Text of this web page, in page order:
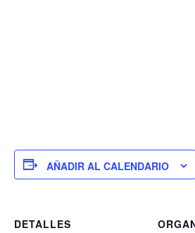
AÑADIR AL CALENDARIO
DETALLES